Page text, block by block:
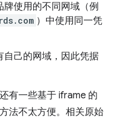
牌使用的不同网域（例
）中使用同一凭
自己的网域，因此凭据
有一些基于 iframe 的
法不太方便。相关原始